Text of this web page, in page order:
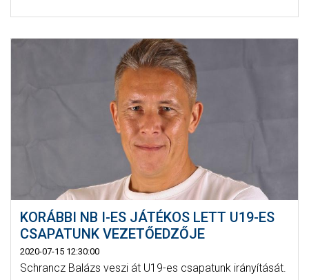
KORÁBBI NB I-ES JÁTÉKOS LETT U19-ES
CSAPATUNK VEZETŐEDZŐJE
2020-07-15 12:30:00
Schrancz Balázs veszi át U19-es csapatunk irányítását.